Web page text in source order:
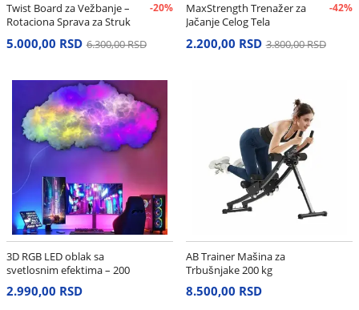
Twist Board za Vežbanje –
Rotaciona Sprava za Struk
-20%
5.000,00 RSD 6.300,00 RSD
MaxStrength Trenažer za
Jačanje Celog Tela
-42%
2.200,00 RSD 3.800,00 RSD
3D RGB LED oblak sa
svetlosnim efektima – 200
cm
2.990,00 RSD
AB Trainer Mašina za
Trbušnjake 200 kg
8.500,00 RSD